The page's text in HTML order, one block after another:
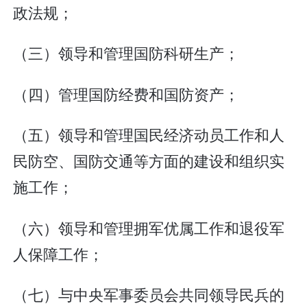
政法规；
（三）领导和管理国防科研生产；
（四）管理国防经费和国防资产；
（五）领导和管理国民经济动员工作和人
民防空、国防交通等方面的建设和组织实
施工作；
（六）领导和管理拥军优属工作和退役军
人保障工作；
（七）与中央军事委员会共同领导民兵的